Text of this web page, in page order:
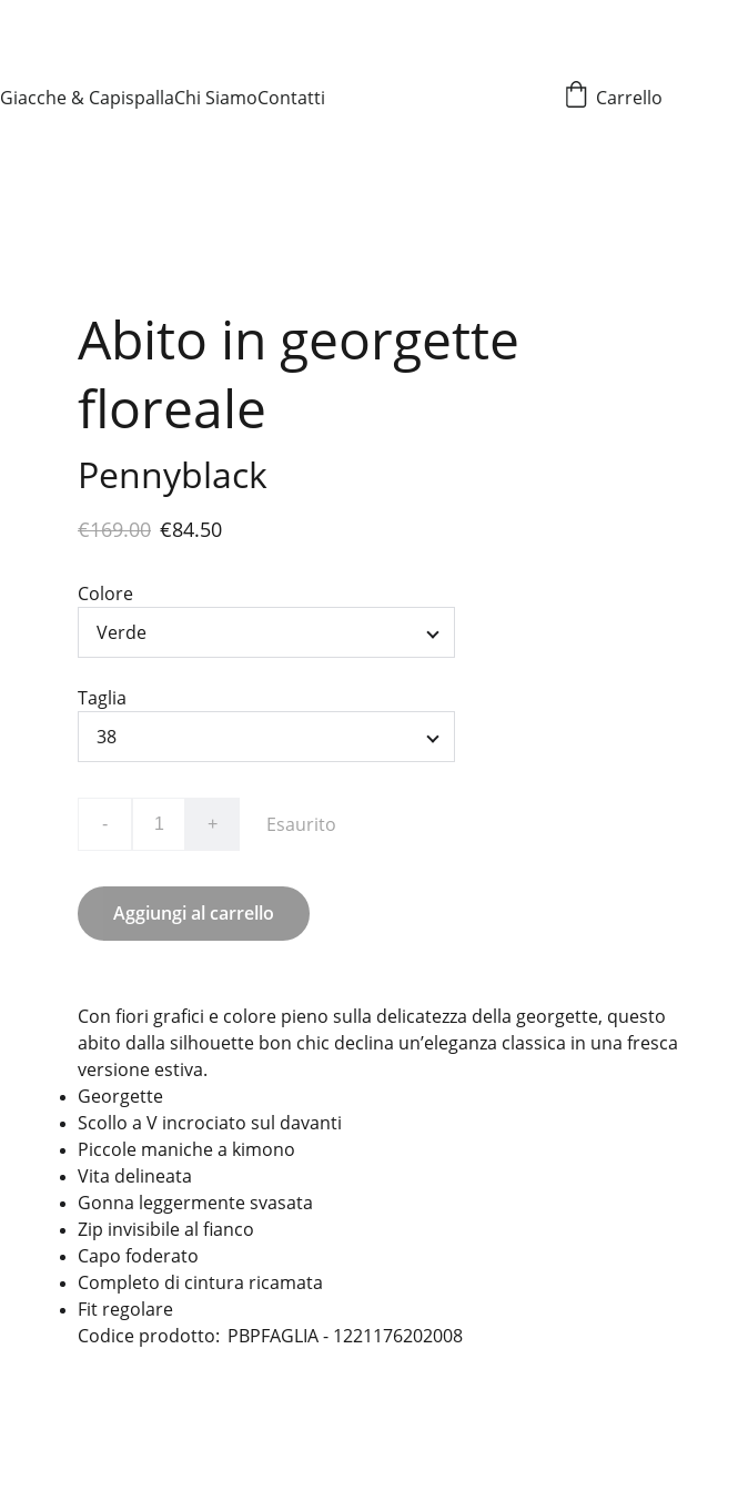
Giacche & CapispallaChi SiamoContatti Carrello
Abito in georgette
floreale
Pennyblack
€169.00 €84.50
Colore
Taglia
- + Esaurito
Aggiungi al carrello
Con fiori grafici e colore pieno sulla delicatezza della georgette, questo
abito dalla silhouette bon chic declina un’eleganza classica in una fresca
versione estiva.
Georgette
Scollo a V incrociato sul davanti
Piccole maniche a kimono
Vita delineata
Gonna leggermente svasata
Zip invisibile al fianco
Capo foderato
Completo di cintura ricamata
Fit regolare
Codice prodotto: PBPFAGLIA - 1221176202008